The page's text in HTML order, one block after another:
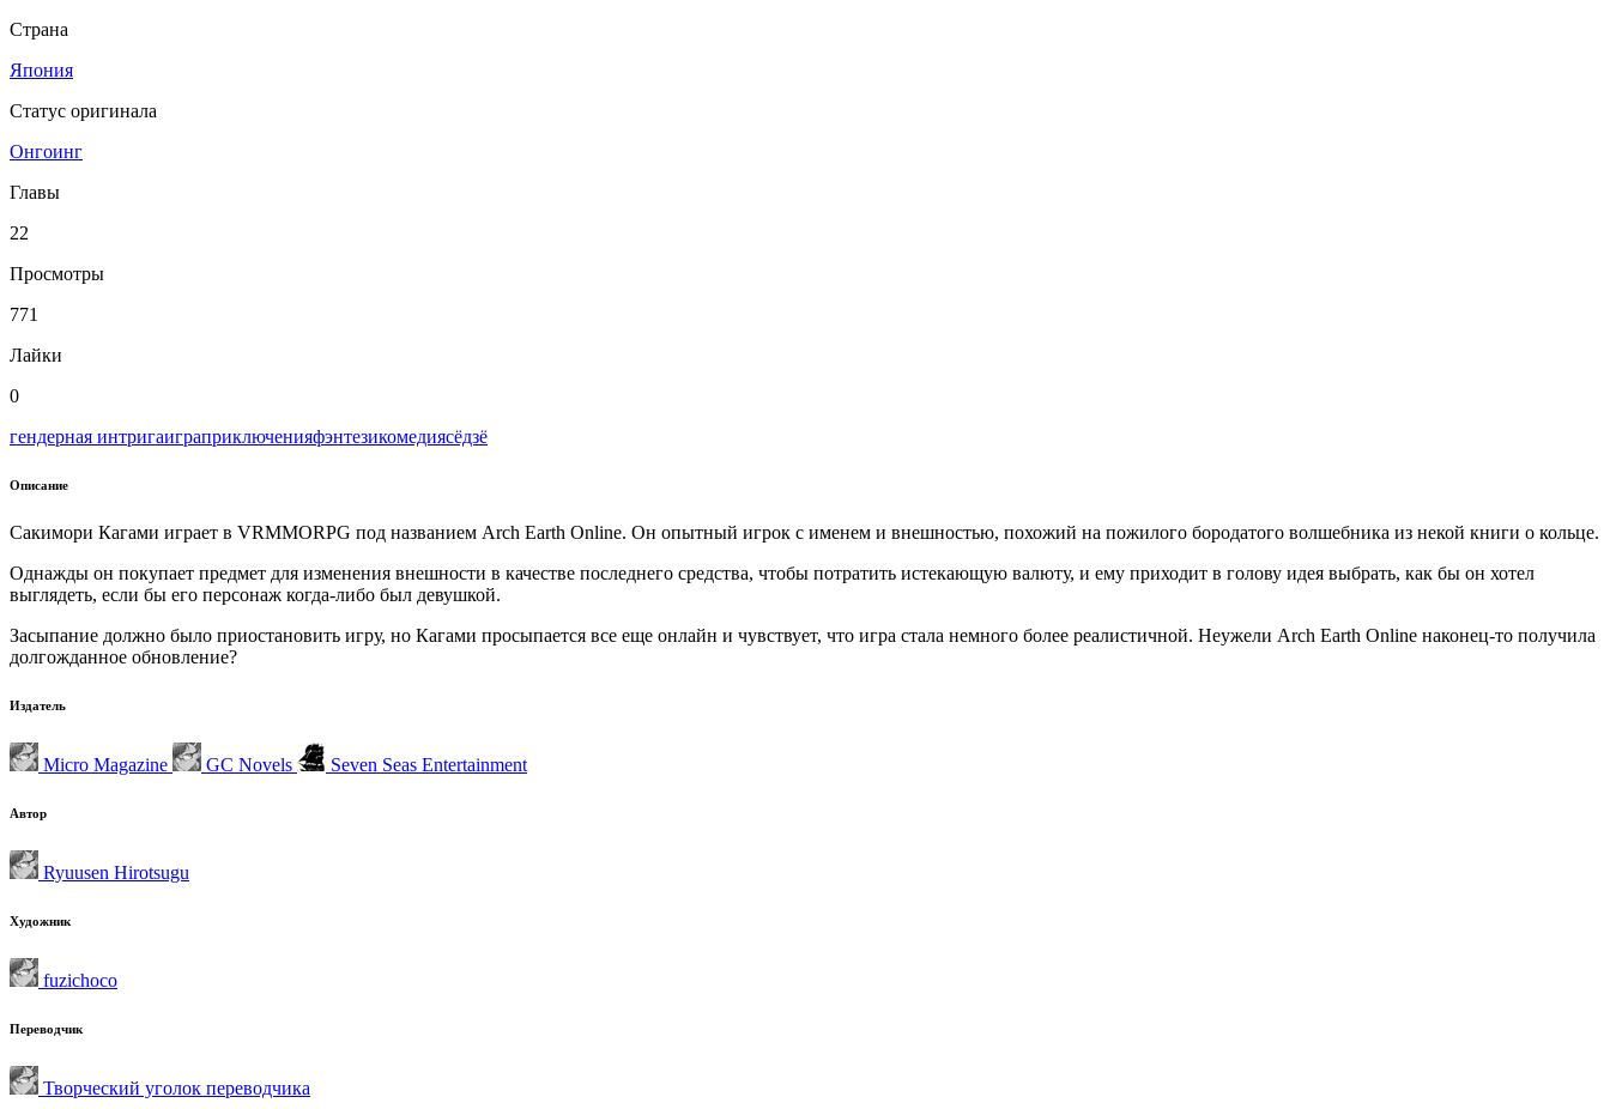
Страна
Япония
Статус оригинала
Онгоинг
Главы
22
Просмотры
771
Лайки
0
гендерная интригаиграприключенияфэнтезикомедиясёдзё
Описание
Сакимори Кагами играет в VRMMORPG под названием Arch Earth Online. Он опытный игрок с именем и внешностью, похожий на пожилого бородатого волшебника из некой книги о кольце.
Однажды он покупает предмет для изменения внешности в качестве последнего средства, чтобы потратить истекающую валюту, и ему приходит в голову идея выбрать, как бы он хотел
выглядеть, если бы его персонаж когда-либо был девушкой.
Засыпание должно было приостановить игру, но Кагами просыпается все еще онлайн и чувствует, что игра стала немного более реалистичной. Неужели Arch Earth Online наконец-то получила
долгожданное обновление?
Издатель
Micro Magazine GC Novels Seven Seas Entertainment
Автор
Ryuusen Hirotsugu
Художник
fuzichoco
Переводчик
Творческий уголок переводчика